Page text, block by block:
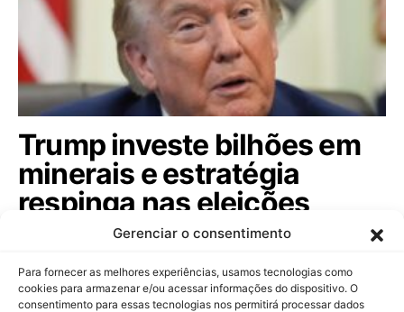
Gerenciar o consentimento
Para fornecer as melhores experiências, usamos tecnologias como
cookies para armazenar e/ou acessar informações do dispositivo. O
consentimento para essas tecnologias nos permitirá processar dados
Trump investe bilhões em
minerais e estratégia
respinga nas eleições
brasileiras; veja
Com aporte de US$ 3 bilhões em mineração de
minerais críticos, governo americano busca…